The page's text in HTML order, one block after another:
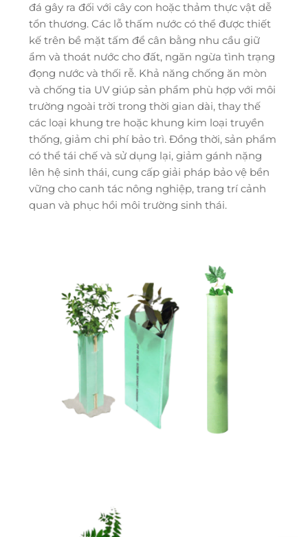
đá gây ra đối với cây con hoặc thảm thực vật dễ
tổn thương. Các lỗ thấm nước có thể được thiết
kế trên bề mặt tấm để cân bằng nhu cầu giữ
ẩm và thoát nước cho đất, ngăn ngừa tình trạng
đọng nước và thối rễ. Khả năng chống ăn mòn
và chống tia UV giúp sản phẩm phù hợp với môi
trường ngoài trời trong thời gian dài, thay thế
các loại khung tre hoặc khung kim loại truyền
thống, giảm chi phí bảo trì. Đồng thời, sản phẩm
có thể tái chế và sử dụng lại, giảm gánh nặng
lên hệ sinh thái, cung cấp giải pháp bảo vệ bền
vững cho canh tác nông nghiệp, trang trí cảnh
quan và phục hồi môi trường sinh thái.